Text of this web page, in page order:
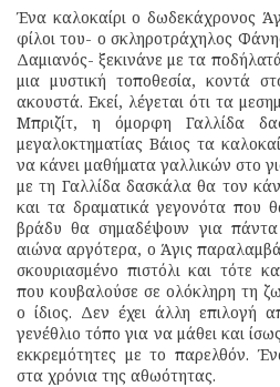
Ένα καλοκαίρι ο δωδεκάχρονος
φίλοι του- ο σκληροτράχηλος
Δαμιανός- ξεκινάνε με τα
μια μυστική τοποθεσία, κοντά
ακουστά. Εκεί, λέγεται ότι τα
Μπριζίτ, η όμορφη Γαλλίδα
μεγαλοκτηματίας Βάιος τα
να κάνει μαθήματα γαλλικών στο
με τη Γαλλίδα δασκάλα θα τον
και τα δραματικά γεγονότα που
βράδυ θα σημαδέψουν για
αιώνα αργότερα, ο Άγις
σκουριασμένο πιστόλι και τότε
που κουβαλούσε σε ολόκληρη τη
ο ίδιος. Δεν έχει άλλη επιλογή
γενέθλιο τόπο για να μάθει και
εκκρεμότητες με το παρελθόν.
στα χρόνια της αθωότητας.